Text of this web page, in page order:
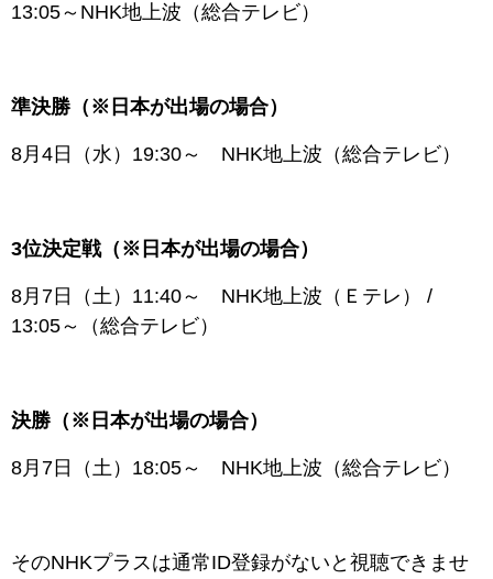
13:05～NHK地上波（総合テレビ）
準決勝（※日本が出場の場合）
8月4日（水）19:30～ NHK地上波（総合テレビ）
3位決定戦（※日本が出場の場合）
8月7日（土）11:40～ NHK地上波（Ｅテレ） /
13:05～（総合テレビ）
決勝（※日本が出場の場合）
8月7日（土）18:05～ NHK地上波（総合テレビ）
そのNHKプラスは通常ID登録がないと視聴できませ